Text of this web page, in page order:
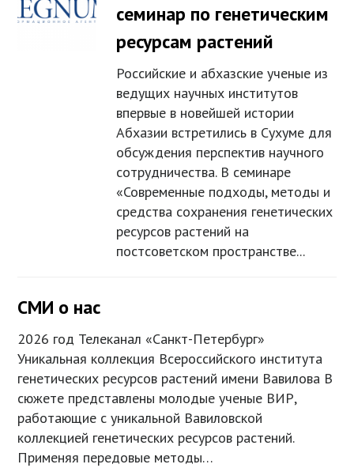
семинар по генетическим
ресурсам растений
Российские и абхазские ученые из
ведущих научных институтов
впервые в новейшей истории
Абхазии встретились в Сухуме для
обсуждения перспектив научного
сотрудничества. В семинаре
«Современные подходы, методы и
средства сохранения генетических
ресурсов растений на
постсоветском пространстве...
СМИ о нас
2026 год Телеканал «Санкт-Петербург»
Уникальная коллекция Всероссийского института
генетических ресурсов растений имени Вавилова В
сюжете представлены молодые ученые ВИР,
работающие с уникальной Вавиловской
коллекцией генетических ресурсов растений.
Применяя передовые методы…